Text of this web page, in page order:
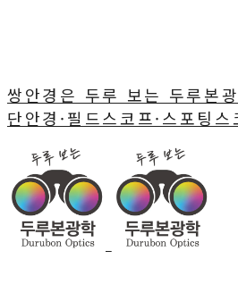
쌍안경은 두루 보는 두루본
단안경·필드스코프·스포팅